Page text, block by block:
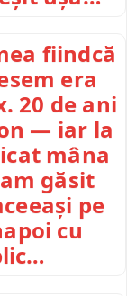
fiindcă
era
20 de ani
— iar la
mâna
găsit
pe
cu